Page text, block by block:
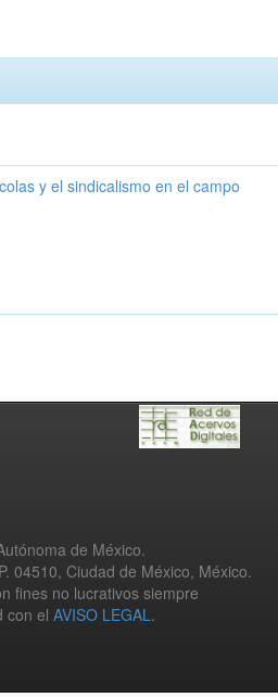
y el sindicalismo en el campo
de México.
04510, Ciudad de México, México.
fines no lucrativos siempre
con el AVISO LEGAL.